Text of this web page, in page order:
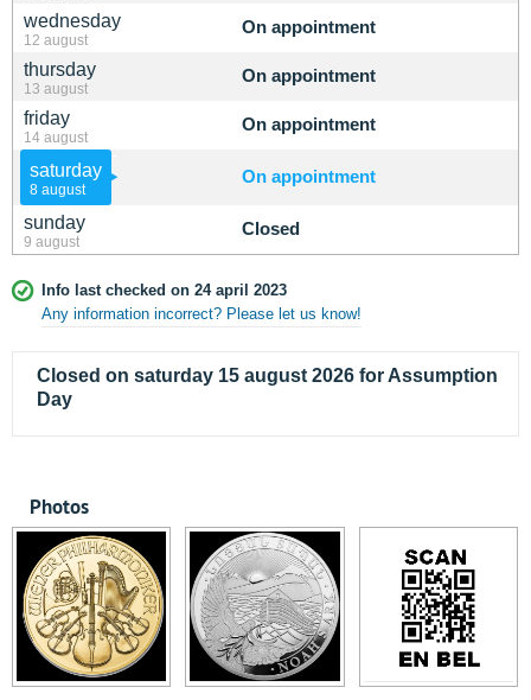
wednesday
12 august
On appointment
thursday
13 august
On appointment
friday
14 august
On appointment
saturday
8 august
On appointment
sunday
9 august
Closed
Info last checked on 24 april 2023
Any information incorrect? Please let us know!
Closed on saturday 15 august 2026 for Assumption
Day
Photos